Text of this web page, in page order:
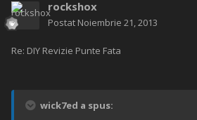
rockshox
Postat Noiembrie 21, 2013
Re: DIY Revizie Punte Fata
wick7ed a spus: